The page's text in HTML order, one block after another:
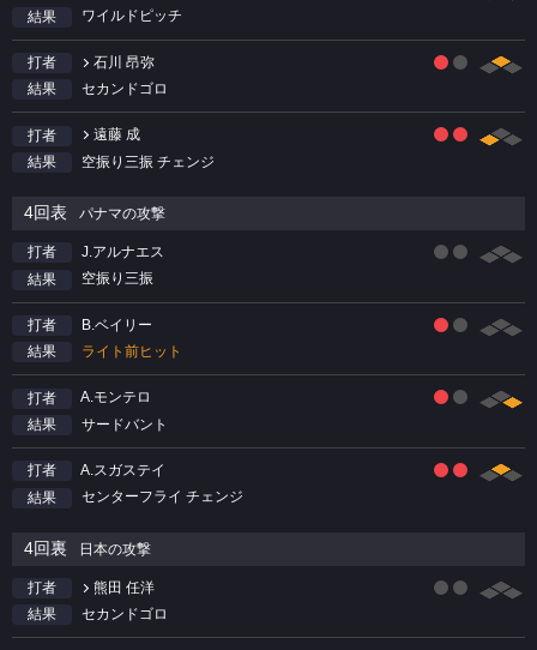
結果
ワイルドピッチ
打者
石川 昂弥
結果
セカンドゴロ
打者
遠藤 成
結果
空振り三振 チェンジ
4回表 パナマの攻撃
打者
J.アルナエス
結果
空振り三振
打者
B.ベイリー
結果
ライト前ヒット
打者
A.モンテロ
結果
サードバント
打者
A.スガステイ
結果
センターフライ チェンジ
4回裏 日本の攻撃
打者
熊田 任洋
結果
セカンドゴロ